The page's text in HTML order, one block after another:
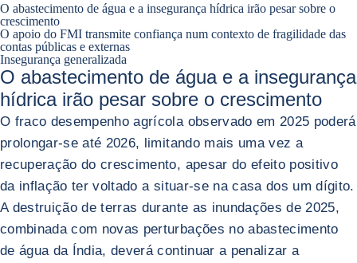
O abastecimento de água e a insegurança hídrica irão pesar sobre o
crescimento
O apoio do FMI transmite confiança num contexto de fragilidade das
contas públicas e externas
Insegurança generalizada
O abastecimento de água e a insegurança
hídrica irão pesar sobre o crescimento
O fraco desempenho agrícola observado em 2025 poderá
prolongar-se até 2026, limitando mais uma vez a
recuperação do crescimento, apesar do efeito positivo
da inflação ter voltado a situar-se na casa dos um dígito.
A destruição de terras durante as inundações de 2025,
combinada com novas perturbações no abastecimento
de água da Índia, deverá continuar a penalizar a